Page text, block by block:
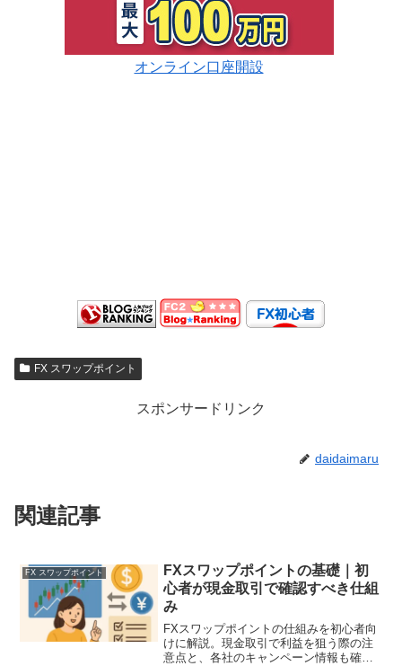
オンライン口座開設
FX スワップポイント
スポンサードリンク
daidaimaru
関連記事
FX スワップポイント
FXスワップポイントの基礎｜初
心者が現金取引で確認すべき仕組
み
FXスワップポイントの仕組みを初心者向
けに解説。現金取引で利益を狙う際の注
意点と、各社のキャンペーン情報も確認